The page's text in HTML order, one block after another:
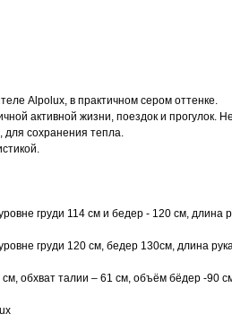
Alpolux, в практичном сером оттенке.
активной жизни, поездок и прогулок.
для сохранения тепла.
груди 114 см и бедер - 120 см, длина
груди 120 см, бедер 130см, длина
обхват талии – 61 см, объём бёдер -90